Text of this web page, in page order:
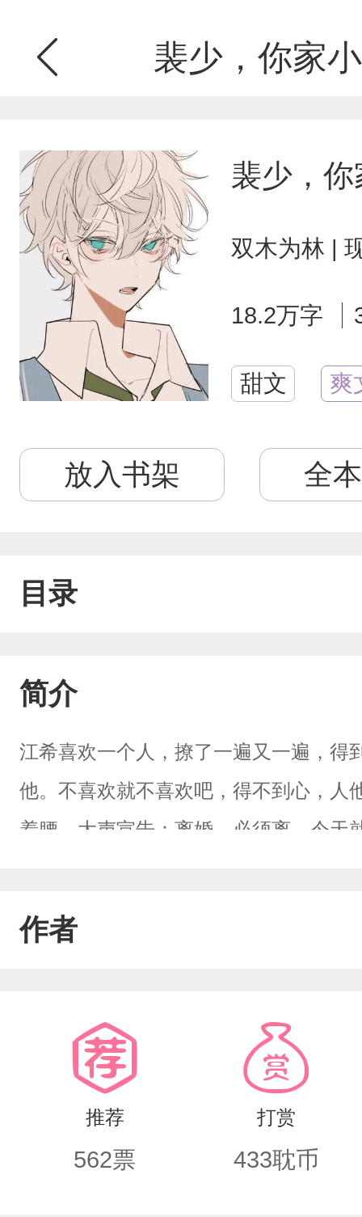
裴少，你家
裴少，
双木为林 |
18.2万字
甜文 爽
放入书架 全
目录
简介
江希喜欢一个人，撩了一遍又一遍，得
他。不喜欢就不喜欢吧，得不到心，
着腰，大声宣告：离婚，必须离，今天
低声唤着“希希”。那目光，恨不得将人
奋十足，难以自抑，以致失控，你能
赴，超甜超宠，双洁，表面乖巧身娇
真痴汉宠妻狂魔大佬攻】
作者
推荐
562票
打赏
433耽币